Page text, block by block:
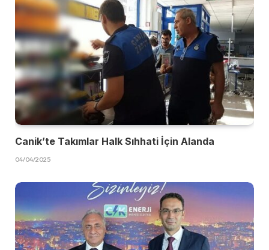
Canik’te Takımlar Halk Sıhhati İçin Alanda
04/04/2025